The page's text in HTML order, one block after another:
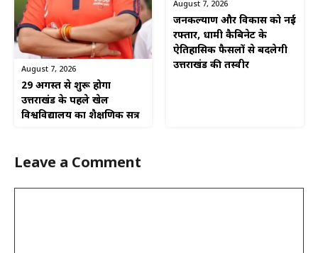
August 7, 2026
29 अगस्त से शुरू होगा
उत्तराखंड के पहले खेल
विश्वविद्यालय का शैक्षणिक सत्र
August 7, 2026
जनकल्याण और विकास को नई
रफ्तार, धामी कैबिनेट के
ऐतिहासिक फैसलों से बदलेगी
उत्तराखंड की तस्वीर
Leave a Comment